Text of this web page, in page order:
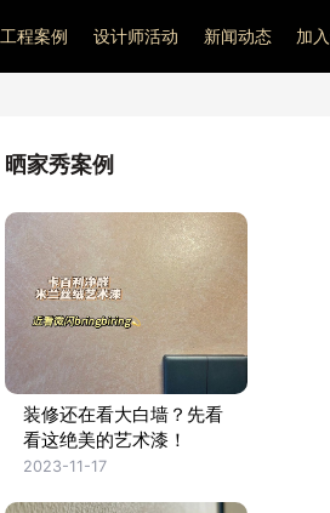
工程案例 设计师活动 新闻动态 加
晒家秀案例
装修还在看大白墙？先看
看这绝美的艺术漆！
2023-11-17